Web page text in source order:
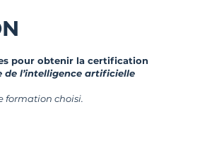
pour obtenir la certification
de l’intelligence artificielle
formation choisi.